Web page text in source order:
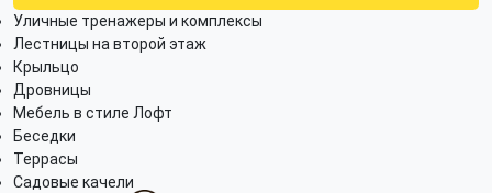
Уличные тренажеры и комплексы
Лестницы на второй этаж
Крыльцо
Дровницы
Мебель в стиле Лофт
Беседки
Террасы
Садовые качели